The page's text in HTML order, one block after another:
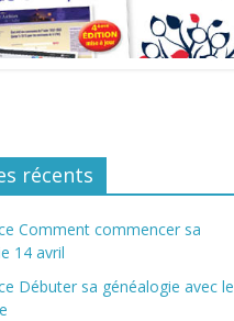
récents
Comment commencer sa
14 avril
Débuter sa généalogie avec le